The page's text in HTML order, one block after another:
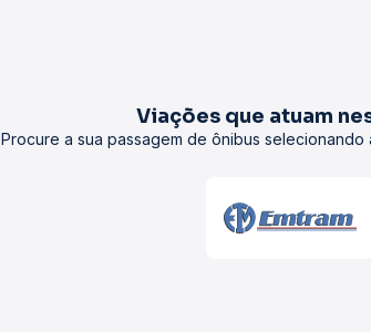
Viações que atuam
Procure a sua passagem de ônibus